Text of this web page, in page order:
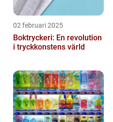
02 februari 2025
Boktryckeri: En revolution
i tryckkonstens värld